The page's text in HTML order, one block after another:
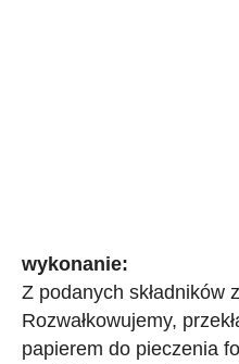
wykonanie:
Z podanych składników
Rozwałkowujemy,
papierem do pieczenia